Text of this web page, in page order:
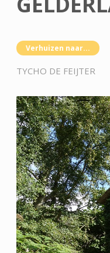
Verhuizen naar...
TYCHO DE FEIJTER